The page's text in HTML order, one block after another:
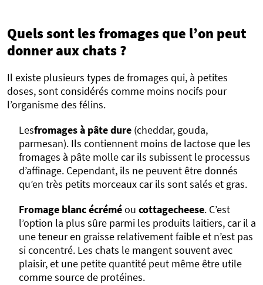
Quels sont les fromages que l’on peut
donner aux chats ?
Il existe plusieurs types de fromages qui, à petites
doses, sont considérés comme moins nocifs pour
l’organisme des félins.
Lesfromages à pâte dure (cheddar, gouda,
parmesan). Ils contiennent moins de lactose que les
fromages à pâte molle car ils subissent le processus
d’affinage. Cependant, ils ne peuvent être donnés
qu’en très petits morceaux car ils sont salés et gras.
Fromage blanc écréméou cottagecheese. C’est
l’option la plus sûre parmi les produits laitiers, car il a
une teneur en graisse relativement faible et n’est pas
si concentré. Les chats le mangent souvent avec
plaisir, et une petite quantité peut même être utile
comme source de protéines.